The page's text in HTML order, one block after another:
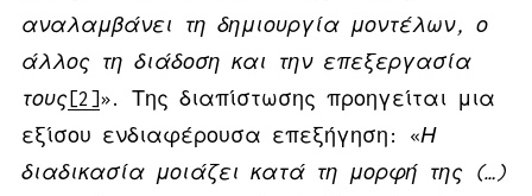
αναλαμβάνει τη δημιουργία μοντέλων, ο
άλλος τη διάδοση και την επεξεργασία
τους [2]». Της διαπίστωσης προηγείται μια
εξίσου ενδιαφέρουσα επεξήγηση: «Η
διαδικασία μοιάζει κατά τη μορφή της (…)